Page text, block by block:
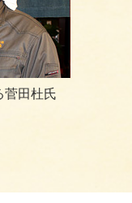
菅田杜氏